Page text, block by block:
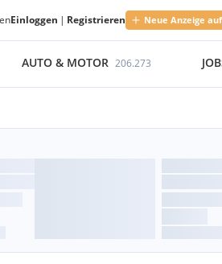
Einloggen | Registrieren Neue Anzeige
AUTO & MOTOR 206.273